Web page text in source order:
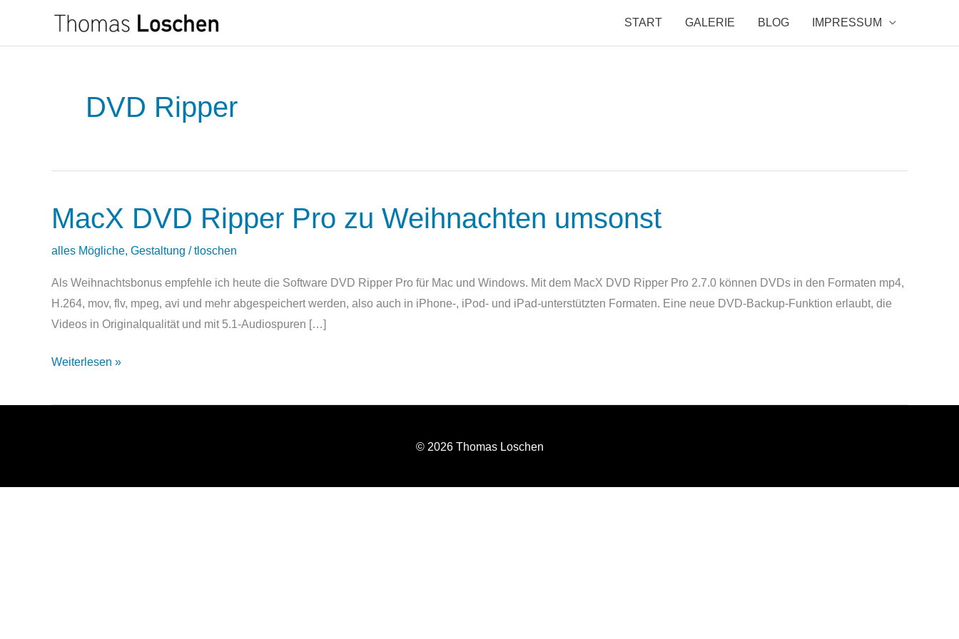
START GALERIE BLOG IMPRESSUM
DVD Ripper
MacX DVD Ripper Pro zu Weihnachten umsonst
alles Mögliche, Gestaltung /tloschen
Als Weihnachtsbonus empfehle ich heute die Software DVD Ripper Pro für Mac und Windows. Mit dem MacX DVD Ripper Pro 2.7.0 können DVDs in den Formaten mp4,
H.264, mov, flv, mpeg, avi und mehr abgespeichert werden, also auch in iPhone-, iPod- und iPad-unterstützten Formaten. Eine neue DVD-Backup-Funktion erlaubt, die
Videos in Originalqualität und mit 5.1-Audiospuren […]
MacX
DVD
Ripper
Weihnachten
Weiterlesen »
© 2026 Thomas Loschen